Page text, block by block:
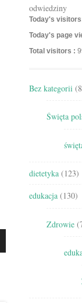
odwiedziny
Today's
Today's page
Total visitors :
Bez kategorii
Święta
dietetyka (123)
edukacja (130)
Zdrowie